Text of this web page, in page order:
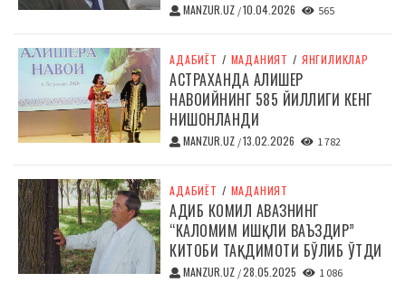
MANZUR.UZ /10.04.2026 565
АДАБИЁТ / МАДАНИЯТ / ЯНГИЛИКЛАР
АСТРАХАНДА АЛИШЕР
НАВОИЙНИНГ 585 ЙИЛЛИГИ КЕНГ
НИШОНЛАНДИ
MANZUR.UZ /13.02.2026 1 782
АДАБИЁТ / МАДАНИЯТ
АДИБ КОМИЛ АВАЗНИНГ
“КАЛОМИМ ИШҚЛИ ВАЪЗДИР”
КИТОБИ ТАҚДИМОТИ БЎЛИБ ЎТДИ
MANZUR.UZ /28.05.2025 1 086